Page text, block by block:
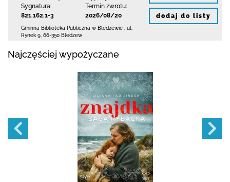
Sygnatura:
821.162.1-3
Termin zwrotu:
2026/08/20
Gminna Biblioteka Publiczna w Bledzewie
ul.
Rynek 9 66-350 Bledzew
dodaj do listy
Najczęściej wypożyczane